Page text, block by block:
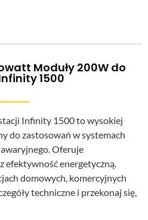
Moduły 200W do
1500
Infinity 1500 to wysokiej
do zastosowań w systemach
Oferuje
efektywność energetyczną.
domowych, komercyjnych
techniczne i przekonaj się,